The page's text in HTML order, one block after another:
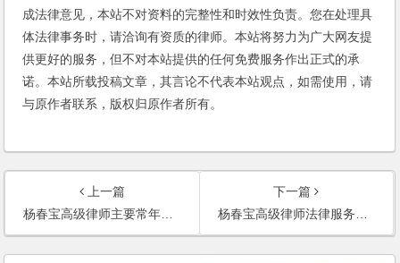
成法律意见，本站不对资料的完整性和时效性负责。您在处理具
体法律事务时，请洽询有资质的律师。本站将努力为广大网友提
供更好的服务，但不对本站提供的任何免费服务作出正式的承
诺。本站所载投稿文章，其言论不代表本站观点，如需使用，请
与原作者联系，版权归原作者所有。
上一篇
杨春宝高级律师主要常年法律顾问单位
下一篇
杨春宝高级律师法律服务范围